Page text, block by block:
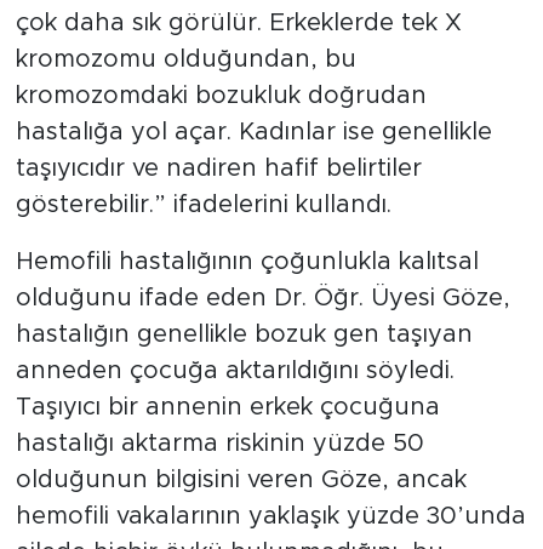
çok daha sık görülür. Erkeklerde tek X
kromozomu olduğundan, bu
kromozomdaki bozukluk doğrudan
hastalığa yol açar. Kadınlar ise genellikle
taşıyıcıdır ve nadiren hafif belirtiler
gösterebilir.” ifadelerini kullandı.
Hemofili hastalığının çoğunlukla kalıtsal
olduğunu ifade eden Dr. Öğr. Üyesi Göze,
hastalığın genellikle bozuk gen taşıyan
anneden çocuğa aktarıldığını söyledi.
Taşıyıcı bir annenin erkek çocuğuna
hastalığı aktarma riskinin yüzde 50
olduğunun bilgisini veren Göze, ancak
hemofili vakalarının yaklaşık yüzde 30’unda